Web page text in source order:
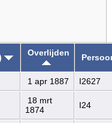
Overlijden
1 apr 1887 I2627
18 mrt
1874
I24